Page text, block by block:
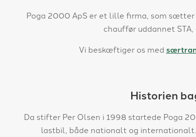
Poga 2000 ApS er et lille firma, som
chauffør uddannet
Vi beskæftiger os med
Historien
Da stifter Per Olsen i 1998 startede Poga
lastbil, både nationalt og